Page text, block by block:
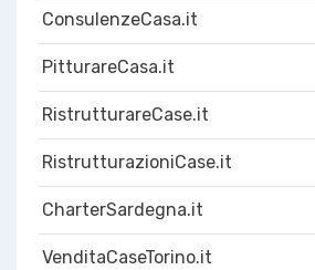
ConsulenzeCasa.it
PitturareCasa.it
RistrutturareCase.it
RistrutturazioniCase.it
CharterSardegna.it
VenditaCaseTorino.it